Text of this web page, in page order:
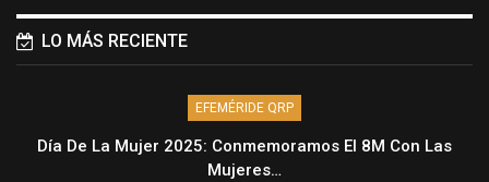
LO MÁS RECIENTE
EFEMÉRIDE QRP
Día De La Mujer 2025: Conmemoramos El 8M Con Las
Mujeres…